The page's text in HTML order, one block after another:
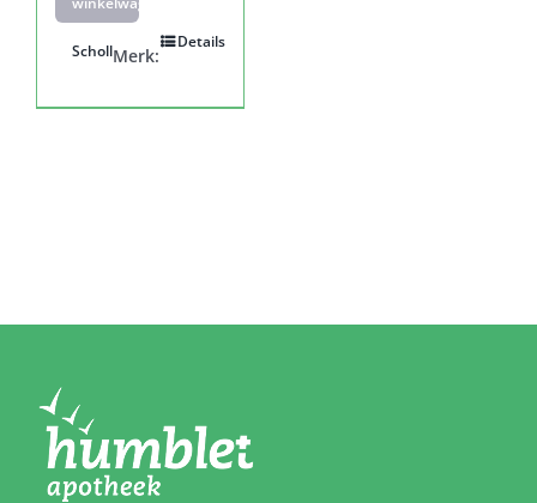
Details
Merk:
Scholl